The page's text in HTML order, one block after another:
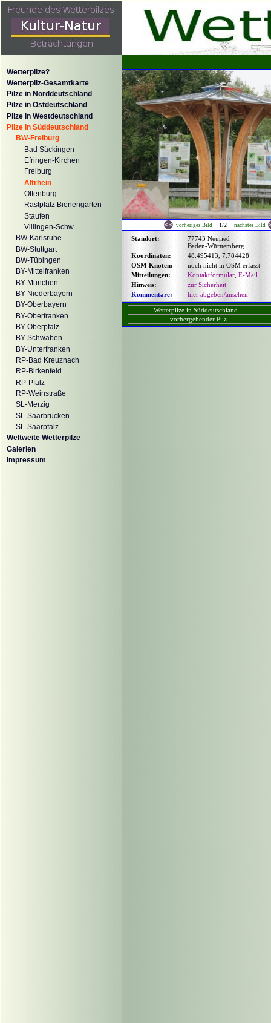
Wetterpilze?
Wetterpilz-Gesamtkarte
Pilze in Norddeutschland
Pilze in Ostdeutschland
Pilze in Westdeutschland
Pilze in Süddeutschland
BW-Freiburg
Bad Säckingen
Efringen-Kirchen
Freiburg
Altrhein
Offenburg
Rastplatz Bienengarten
Staufen
Villingen-Schw.
BW-Karlsruhe
BW-Stuttgart
BW-Tübingen
BY-Mittelfranken
BY-München
BY-Niederbayern
BY-Oberbayern
BY-Oberfranken
BY-Oberpfalz
BY-Schwaben
BY-Unterfranken
RP-Bad Kreuznach
RP-Birkenfeld
RP-Pfalz
RP-Weinstraße
SL-Merzig
SL-Saarbrücken
SL-Saarpfalz
Weltweite Wetterpilze
Galerien
Impressum
vorheriges Bild 1/2 nächstes Bild
Standort:
77743 Neuried
Baden-Württemberg
Koordinaten:
48.495413, 7.784428
OSM-Knoten:
noch nicht in OSM erfasst
Mitteilungen:
Kontaktformular E-Mail
Hinweis:
zur Sicherheit
Kommentare:
hier abgeben/ansehen
Wetterpilze in Süddeutschland
...vorhergehender Pilz